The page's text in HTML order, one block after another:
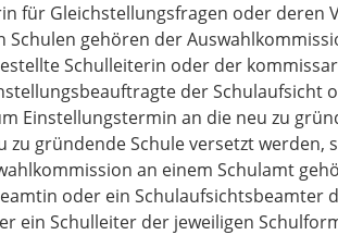
für Gleichstellungsfragen oder deren
Schulen gehören der
Schulleiterin oder der
der Schulaufsicht
Einstellungstermin an die neu zu
zu gründende Schule versetzt werden,
an einem Schulamt
oder ein Schulaufsichtsbeamter
ein Schulleiter der jeweiligen